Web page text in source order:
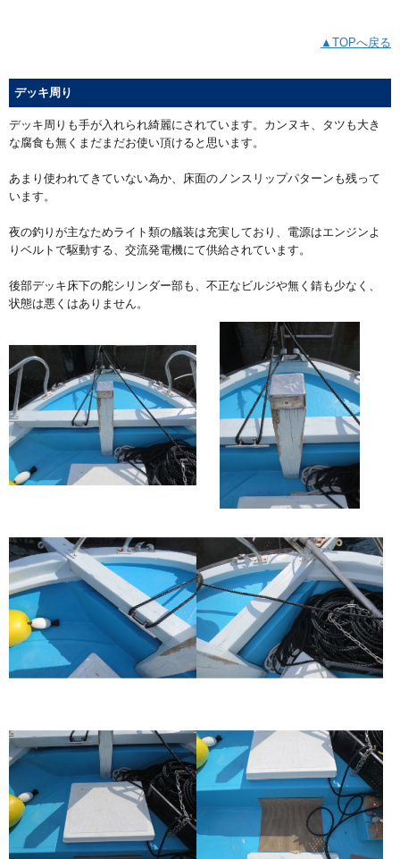
▲TOPへ戻る
デッキ周り
デッキ周りも手が入れられ綺麗にされています。カンヌキ、タツも大き
な腐食も無くまだまだお使い頂けると思います。
あまり使われてきていない為か、床面のノンスリップパターンも残って
います。
夜の釣りが主なためライト類の艤装は充実しており、電源はエンジンよ
りベルトで駆動する、交流発電機にて供給されています。
後部デッキ床下の舵シリンダー部も、不正なビルジや無く錆も少なく、
状態は悪くはありません。